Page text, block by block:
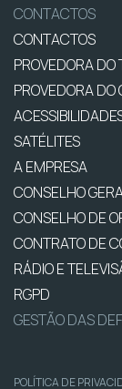
CONTACTOS
CONTACTOS
PROVEDORA DO
PROVEDORA DO
SATÉLITES
A EMPRESA
CONSELHO
CONSELHO DE
CONTRATO DE
RÁDIO E
RGPD
GESTÃO DAS
POLÍTICA DE